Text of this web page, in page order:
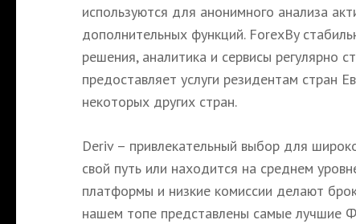
используются для анонимного анализа
дополнительных функций. ForexBy
решения, аналитика и сервисы
предоставляет услуги резидентам стран
некоторых других стран.
Deriv – привлекательный выбор для
свой путь или находится на среднем
платформы и низкие комиссии делают
нашем топе представлены самые лучшие